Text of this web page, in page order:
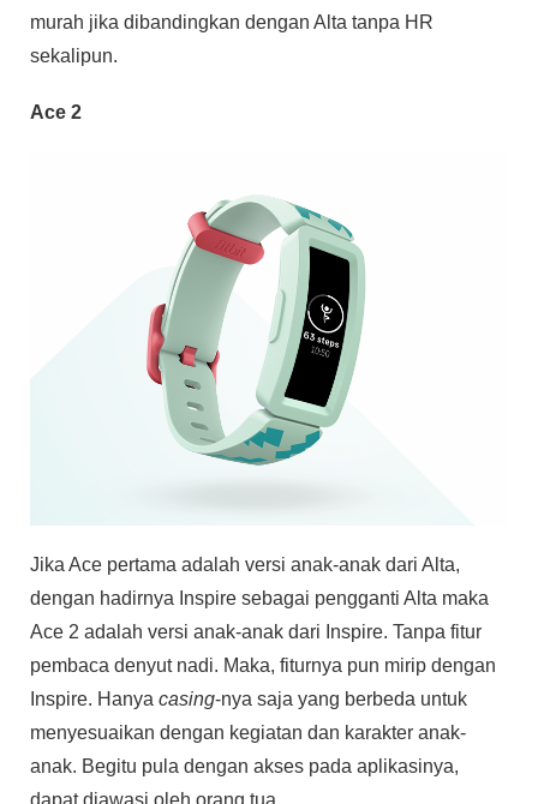
murah jika dibandingkan dengan Alta tanpa HR
sekalipun.
Ace 2
Jika Ace pertama adalah versi anak-anak dari Alta,
dengan hadirnya Inspire sebagai pengganti Alta maka
Ace 2 adalah versi anak-anak dari Inspire. Tanpa fitur
pembaca denyut nadi. Maka, fiturnya pun mirip dengan
Inspire. Hanya casing-nya saja yang berbeda untuk
menyesuaikan dengan kegiatan dan karakter anak-
anak. Begitu pula dengan akses pada aplikasinya,
dapat diawasi oleh orang tua.